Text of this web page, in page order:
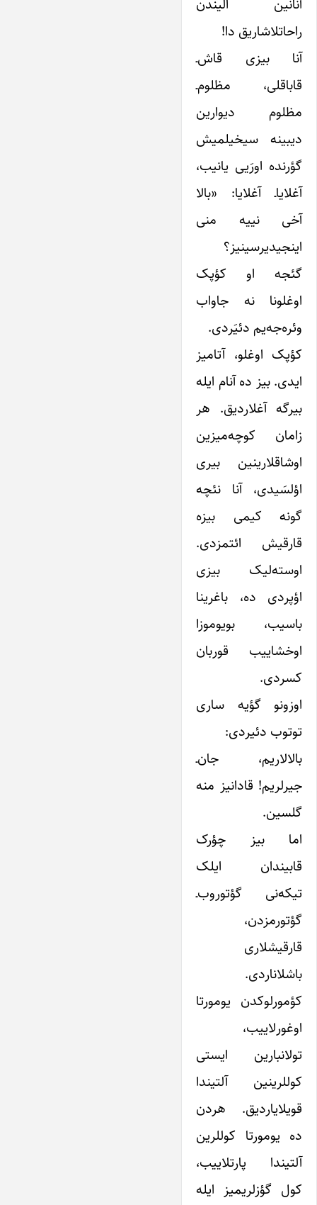
آنانین الیندن
راحاتلاشاریق دا!
آنا بیزی قاش‌ـ
قاباقلی، مظلوم‌ـ
مظلوم دیوارین
دیبینه سیخیلمیش
گؤر‌نده اورَیی یانیب،
آغلایاـ آغلایا: «بالا
آخی نییه منی
اینجیدیرسینیز؟
گئجه او کؤپک
اوغلونا نه جاواب
وئره‌جه‌یم دئیَردی.
کؤپک اوغلو، آتامیز
ایدی. بیز ده آنام ایله
بیرگه آغلاردیق. هر
زامان کوچه‌میزین
اوشاقلارینین بیری
اؤلسَیدی، آنا نئچه
گونه کیمی بیزه
قارقیش ائتمزدی.
اوسته‌لیک بیزی
اؤپردی ده، باغرینا
باسیب، بویوموزا
اوخشاییب قوربان
کسردی.
اوزونو گؤیه ساری
توتوب دئیردی:
بالالاریم، جان‌ـ
جیرلریم! قادانیز منه
گلسین.
اما بیز چؤرک
قابیندان ایلک
تیکه‌نی گؤتوروب‌ـ
گؤتورمزدن،
قارقیشلاری
باشلاناردی.
کؤمورلوکدن یومورتا
اوغورلاییب،
تولانبارین ایستی
کوللرینین آلتیندا
قویلایاردیق. هردن
ده یومورتا کوللرین
آلتیندا پارتلاییب،
کول گؤزلریمیز ایله